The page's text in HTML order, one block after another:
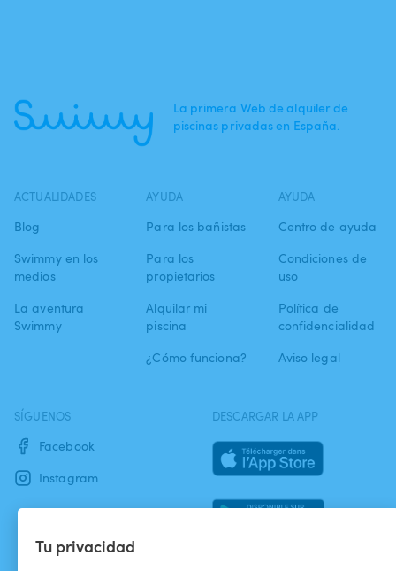
Tu privacidad
La primera Web de alquiler de
piscinas privadas en España.
ACTUALIDADES
Blog
Swimmy en los
medios
La aventura
Swimmy
AYUDA
Para los bañistas
Para los
propietarios
Alquilar mi
piscina
¿Cómo funciona?
AYUDA
Centro de ayuda
Condiciones de
uso
Política de
confidencialidad
Aviso legal
SÍGUENOS
Facebook
Instagram
DESCARGAR LA APP